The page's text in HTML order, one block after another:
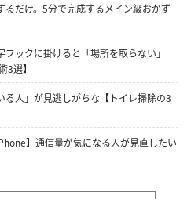
だけ。5分で完成するメイン級おかず
ックに掛けると「場所を取らない」
3選】
る人」が見逃しがちな【トイレ掃除の3
】通信量が気になる人が見直したい